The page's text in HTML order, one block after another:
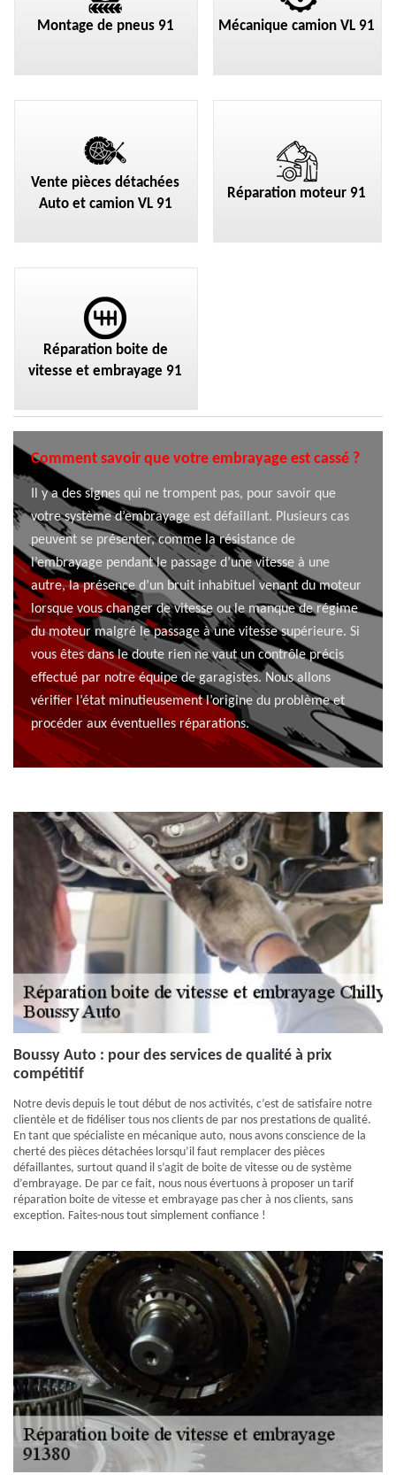
Montage de pneus 91 Mécanique camion VL 91
Vente pièces détachées
Auto et camion VL 91
Réparation moteur 91
Réparation boite de
vitesse et embrayage 91
Comment savoir que votre embrayage est cassé ?
Il y a des signes qui ne trompent pas, pour savoir que
votre système d’embrayage est défaillant. Plusieurs cas
peuvent se présenter, comme la résistance de
l’embrayage pendant le passage d’une vitesse à une
autre, la présence d’un bruit inhabituel venant du moteur
lorsque vous changer de vitesse ou le manque de régime
du moteur malgré le passage à une vitesse supérieure. Si
vous êtes dans le doute rien ne vaut un contrôle précis
effectué par notre équipe de garagistes. Nous allons
vérifier l’état minutieusement l’origine du problème et
procéder aux éventuelles réparations.
Boussy Auto : pour des services de qualité à prix
compétitif
Notre devis depuis le tout début de nos activités, c’est de satisfaire notre
clientèle et de fidéliser tous nos clients de par nos prestations de qualité.
En tant que spécialiste en mécanique auto, nous avons conscience de la
cherté des pièces détachées lorsqu’il faut remplacer des pièces
défaillantes, surtout quand il s’agit de boite de vitesse ou de système
d’embrayage. De par ce fait, nous nous évertuons à proposer un tarif
réparation boite de vitesse et embrayage pas cher à nos clients, sans
exception. Faites-nous tout simplement confiance !